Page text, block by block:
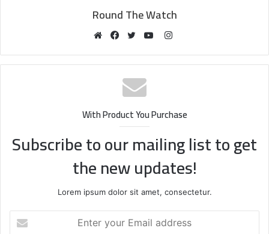
Round The Watch
Instagram
With Product You Purchase
Subscribe to our mailing list to get
the new updates!
Lorem ipsum dolor sit amet, consectetur.
your